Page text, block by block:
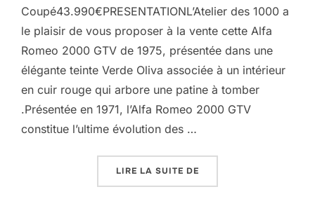
Coupé43.990€PRESENTATIONL’Atelier des 1000 a
le plaisir de vous proposer à la vente cette Alfa
Romeo 2000 GTV de 1975, présentée dans une
élégante teinte Verde Oliva associée à un intérieur
en cuir rouge qui arbore une patine à tomber
.Présentée en 1971, l’Alfa Romeo 2000 GTV
constitue l’ultime évolution des …
LIRE LA SUITE DE